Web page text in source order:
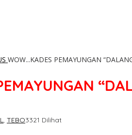
WOW...KADES PEMAYUNGAN
, TEBO3321 Dilihat